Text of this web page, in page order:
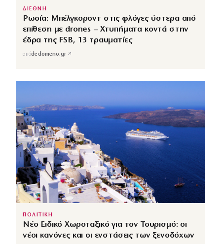
ΔΙΕΘΝΗ
Ρωσία: Μπέλγκοροντ στις φλόγες ύστερα από
επίθεση με drones – Χτυπήματα κοντά στην
έδρα της FSB, 13 τραυματίες
απόdedomeno.gr ↗
ΠΟΛΙΤΙΚΗ
Νέο Ειδικό Χωροταξικό για τον Τουρισμό: οι
νέοι κανόνες και οι ενστάσεις των ξενοδόχων